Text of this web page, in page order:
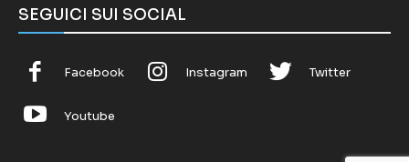
SEGUICI SUI SOCIAL
Facebook Instagram Twitter
Youtube